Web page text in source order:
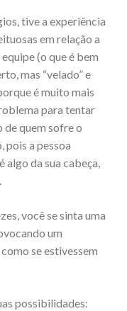
tive a experiência
em relação a
(o que é bem
mas “velado” e
é muito mais
para tentar
de quem sofre o
pois a pessoa
algo da sua cabeça,
você se sinta uma
um
se estivessem
possibilidades: